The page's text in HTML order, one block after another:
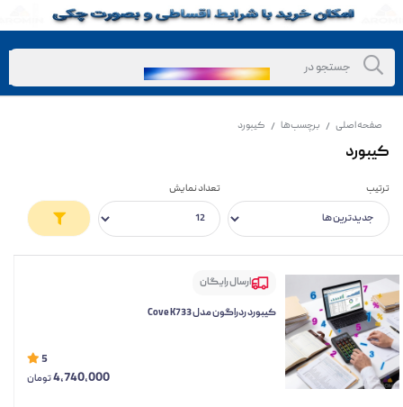
صفحه اصلی / برچسب‌ها / کیبورد
کیبورد
ترتیب تعداد نمایش
ارسال رایگان
کیبورد ردراگون مدل Cove K733
5
4,740,000تومان